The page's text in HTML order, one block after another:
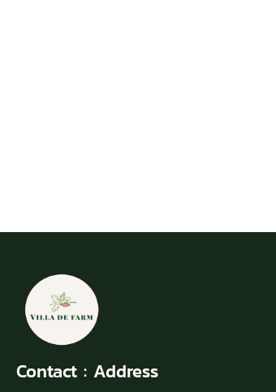
Contact : Address